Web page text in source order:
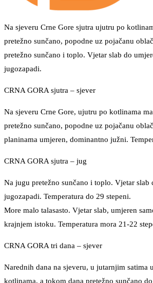
Na sjeveru Crne Gore sjutra ujutru po
pretežno sunčano, popodne uz pojačanu
pretežno sunčano i toplo. Vjetar slab do
jugozapadi.
CRNA GORA sjutra – sjever
Na sjeveru Crne Gore, ujutru po kotlinama
pretežno sunčano, popodne uz pojačanu
planinama umjeren, dominantno južni.
CRNA GORA sjutra – jug
Na jugu pretežno sunčano i toplo. Vjetar slab
jugozapadi. Temperatura do 29 stepeni.
More malo talasasto. Vjetar slab, umjeren
krajnjem istoku. Temperatura mora 21-22
CRNA GORA tri dana – sjever
Narednih dana na sjeveru, u jutarnjim satima
kotlinama, a tokom dana pretežno sunčano